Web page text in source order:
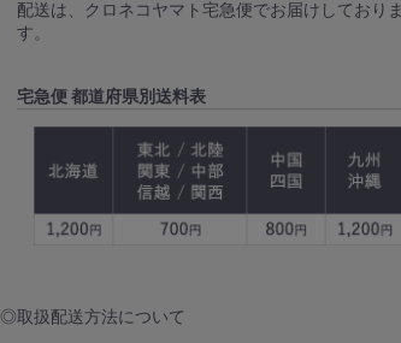
配送は、クロネコヤマト宅急便でお届けしておりま
す。
宅急便 都道府県別送料表
◎取扱配送方法について